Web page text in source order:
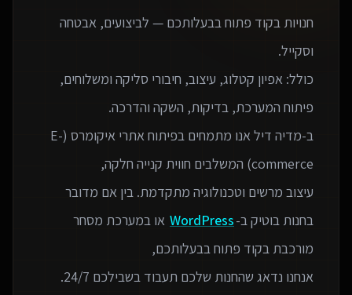
חנויות בקוד פתוח בבעלותכם — לביצועים, אבטחה
כולל: אפיון קטלוג, עיצוב, חיבורי סליקה ומשלוחים,
ב-מדיה דיל אנו מתמחים בפיתוח אתרי איקומרס (E-
עיצוב מרשים וטכנולוגיה מתקדמת. בין אם מדובר
בחנות בוטיק ב-WordPress או במערכת מסחר